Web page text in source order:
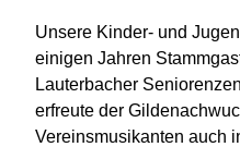
Unsere Kinder- und
einigen Jahren
Lauterbacher
erfreute der
Vereinsmusikanten auch